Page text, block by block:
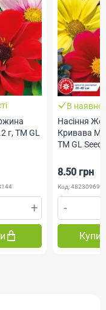
г, ТМ GL
+
В
Насіння
Кривава
ТМ GL
8.50 грн
Код:
-